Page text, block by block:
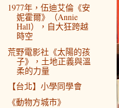
1977年，伍迪艾倫《安
妮霍爾》（Annie
Hall），自大狂跨越
時空
荒野電影社《太陽的孩
子》，土地正義與溫
柔的力量
【台北】小學同學會
《動物方城市》